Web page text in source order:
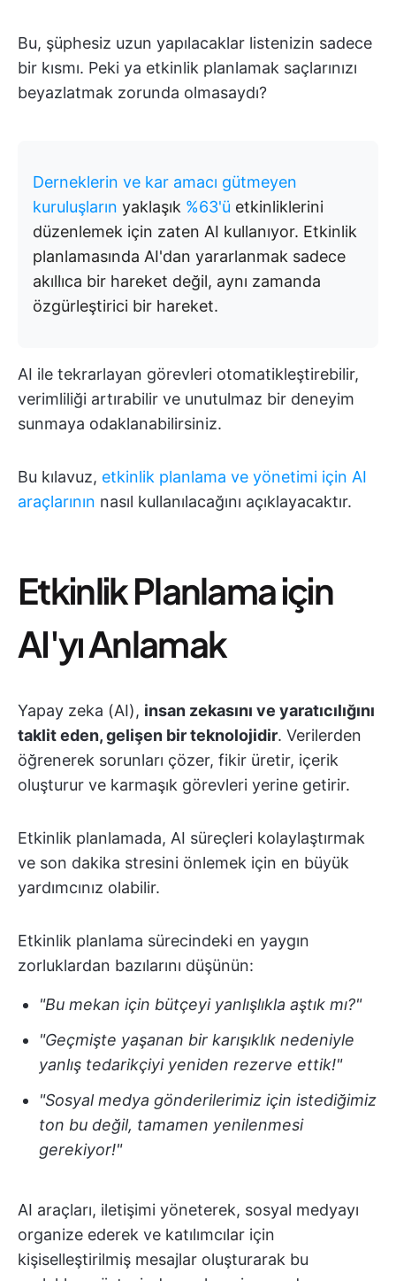
Bu, şüphesiz uzun yapılacaklar listenizin sadece
bir kısmı. Peki ya etkinlik planlamak saçlarınızı
beyazlatmak zorunda olmasaydı?
Derneklerin ve kar amacı gütmeyen
kuruluşların yaklaşık %63'ü etkinliklerini
düzenlemek için zaten AI kullanıyor. Etkinlik
planlamasında AI'dan yararlanmak sadece
akıllıca bir hareket değil, aynı zamanda
özgürleştirici bir hareket.
AI ile tekrarlayan görevleri otomatikleştirebilir,
verimliliği artırabilir ve unutulmaz bir deneyim
sunmaya odaklanabilirsiniz.
Bu kılavuz, etkinlik planlama ve yönetimi için AI
araçlarının nasıl kullanılacağını açıklayacaktır.
Etkinlik Planlama için
AI'yı Anlamak
Yapay zeka (AI), insan zekasını ve yaratıcılığını
taklit eden, gelişen bir teknolojidir. Verilerden
öğrenerek sorunları çözer, fikir üretir, içerik
oluşturur ve karmaşık görevleri yerine getirir.
Etkinlik planlamada, AI süreçleri kolaylaştırmak
ve son dakika stresini önlemek için en büyük
yardımcınız olabilir.
Etkinlik planlama sürecindeki en yaygın
zorluklardan bazılarını düşünün:
"Bu mekan için bütçeyi yanlışlıkla aştık mı?"
"Geçmişte yaşanan bir karışıklık nedeniyle
yanlış tedarikçiyi yeniden rezerve ettik!"
"Sosyal medya gönderilerimiz için istediğimiz
ton bu değil, tamamen yenilenmesi
gerekiyor!"
AI araçları, iletişimi yöneterek, sosyal medyayı
organize ederek ve katılımcılar için
kişiselleştirilmiş mesajlar oluşturarak bu